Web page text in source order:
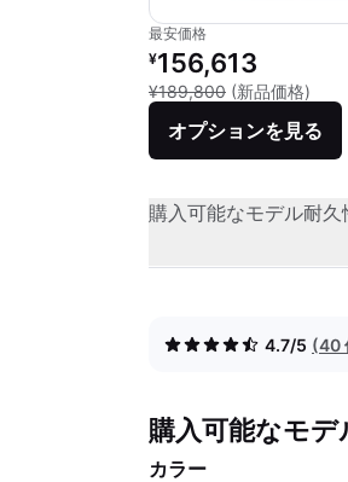
最安価格
リファービッシュ品の価格
¥156,613
¥189,800 (新品価格)
オプションを見る
購入可能なモデル耐久
4.7/5 (40
購入可能なモデ
カラー